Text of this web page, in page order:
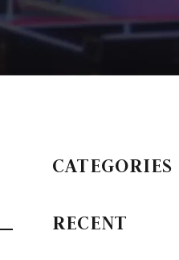
CATEGORIES
RECENT